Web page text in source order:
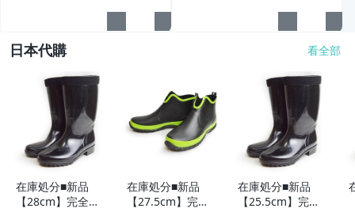
日本代購 看全部
在庫処分■新品
【28cm】完全防
在庫処分■新品
【27.5cm】完全
在庫処分■新品
【25.5cm】完全